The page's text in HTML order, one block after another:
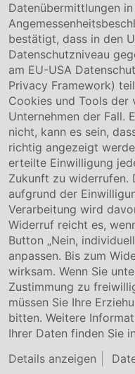
Über uns
Compliance
Karriere
Service &
Kontakt
Downloads
Zertifikate
Rechtliches
Impressum
AGB
Datenschutz
Cookie
Datenübermittlungen
bestätigt, dass in den
Datenschutzniveau
am EU-USA
Privacy Framework)
Cookies und Tools der
Unternehmen der Fall.
nicht, kann es sein,
richtig angezeigt
erteilte Einwilligung
Zukunft zu widerrufen.
aufgrund der
Verarbeitung wird
Widerruf reicht es,
Button „Nein,
anpassen. Bis zum
wirksam. Wenn Sie
Zustimmung zu
müssen Sie Ihre
bitten. Weitere
Ihrer Daten finden Sie
Details anzeigen